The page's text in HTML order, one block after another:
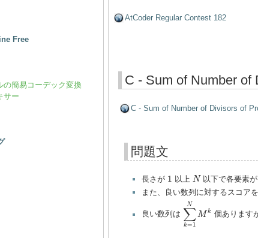
Free
の簡易コーデック変換
サー
AtCoder Regular Contest 182
C - Sum of Number of
C - Sum of Number of Divisors of
問題文
長さが 1
1 以上 N
N 以下で各要素が
また、良い数列に対するスコア
良い数列は
N
∑
k=1
M k
∑k M
個あります